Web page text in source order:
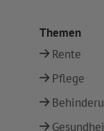
Themen
Rente
Pflege